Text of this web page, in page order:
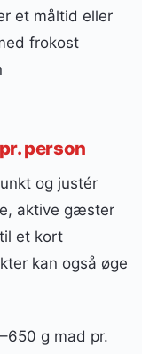
et måltid eller
frokost
person
og justér
aktive gæster
et kort
kan også øge
g mad pr.